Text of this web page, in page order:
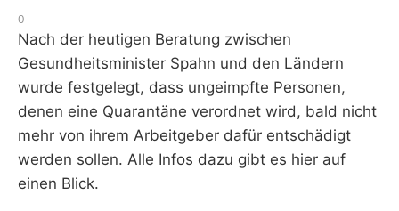
0
Nach der heutigen Beratung zwischen
Gesundheitsminister Spahn und den Ländern
wurde festgelegt, dass ungeimpfte Personen,
denen eine Quarantäne verordnet wird, bald nicht
mehr von ihrem Arbeitgeber dafür entschädigt
werden sollen. Alle Infos dazu gibt es hier auf
einen Blick.